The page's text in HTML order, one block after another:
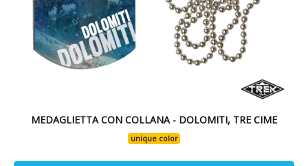
MEDAGLIETTA CON COLLANA - DOLOMITI, TRE CIME
unique color